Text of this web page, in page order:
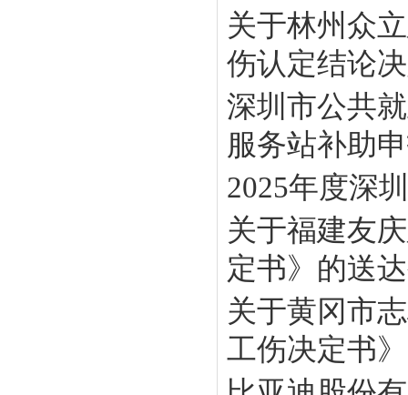
关于林州众
伤认定结论
深圳市公共
服务站补助
2025年度深
关于福建友
定书》的送
关于黄冈市
工伤决定书